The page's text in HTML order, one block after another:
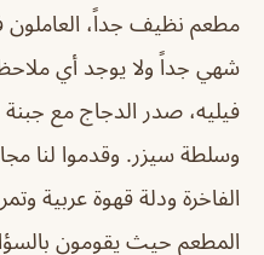
مطعم نظيف جداً، العاملون
شهي جداً ولا يوجد أي
فيليه، صدر الدجاج مع جبنة
وسلطة سيزر. وقدموا لنا
الفاخرة ودلة قهوة عربية
المطعم حيث يقومون